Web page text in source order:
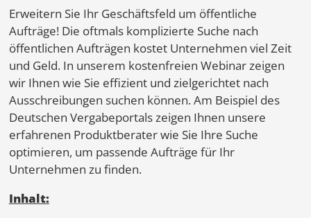
Erweitern Sie Ihr Geschäftsfeld um öffentliche
Aufträge! Die oftmals komplizierte Suche nach
öffentlichen Aufträgen kostet Unternehmen viel Zeit
und Geld. In unserem kostenfreien Webinar zeigen
wir Ihnen wie Sie effizient und zielgerichtet nach
Ausschreibungen suchen können. Am Beispiel des
Deutschen Vergabeportals zeigen Ihnen unsere
erfahrenen Produktberater wie Sie Ihre Suche
optimieren, um passende Aufträge für Ihr
Unternehmen zu finden.
Inhalt: